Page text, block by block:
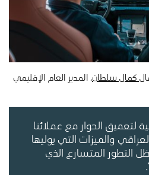
كمال سلطان، المدير العام الإقليمي
لتعميق الحوار مع عملائنا
والميزات التي يوليها
التطور المتسارع الذي